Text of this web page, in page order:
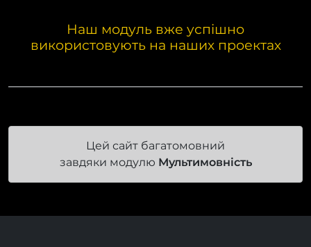
Наш модуль вже успішно
використовують на наших проектах
Цей сайт багатомовний
завдяки модулю Мультимовність